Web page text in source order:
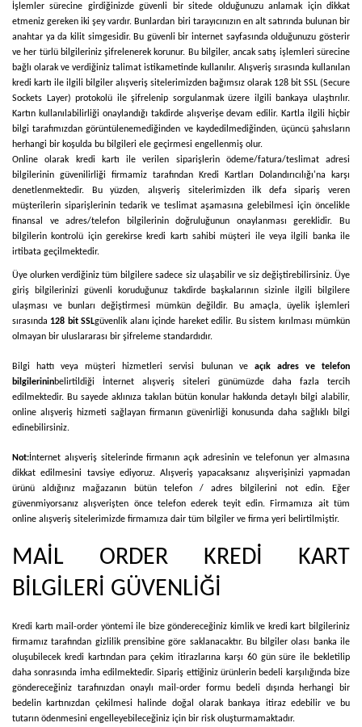
İşlemler sürecine girdiğinizde güvenli bir sitede olduğunuzu anlamak için dikkat
etmeniz gereken iki şey vardır. Bunlardan biri tarayıcınızın en alt satırında bulunan bir
anahtar ya da kilit simgesidir. Bu güvenli bir internet sayfasında olduğunuzu gösterir
ve her türlü bilgileriniz şifrelenerek korunur. Bu bilgiler, ancak satış işlemleri sürecine
bağlı olarak ve verdiğiniz talimat istikametinde kullanılır. Alışveriş sırasında kullanılan
kredi kartı ile ilgili bilgiler alışveriş sitelerimizden bağımsız olarak 128 bit SSL (Secure
Sockets Layer) protokolü ile şifrelenip sorgulanmak üzere ilgili bankaya ulaştırılır.
Kartın kullanılabilirliği onaylandığı takdirde alışverişe devam edilir. Kartla ilgili hiçbir
bilgi tarafımızdan görüntülenemediğinden ve kaydedilmediğinden, üçüncü şahısların
herhangi bir koşulda bu bilgileri ele geçirmesi engellenmiş olur.
Online olarak kredi kartı ile verilen siparişlerin ödeme/fatura/teslimat adresi
bilgilerinin güvenilirliği firmamiz tarafından Kredi Kartları Dolandırıcılığı'na karşı
denetlenmektedir. Bu yüzden, alışveriş sitelerimizden ilk defa sipariş veren
müşterilerin siparişlerinin tedarik ve teslimat aşamasına gelebilmesi için öncelikle
finansal ve adres/telefon bilgilerinin doğruluğunun onaylanması gereklidir. Bu
bilgilerin kontrolü için gerekirse kredi kartı sahibi müşteri ile veya ilgili banka ile
irtibata geçilmektedir.
Üye olurken verdiğiniz tüm bilgilere sadece siz ulaşabilir ve siz değiştirebilirsiniz. Üye
giriş bilgilerinizi güvenli koruduğunuz takdirde başkalarının sizinle ilgili bilgilere
ulaşması ve bunları değiştirmesi mümkün değildir. Bu amaçla, üyelik işlemleri
sırasında 128 bit SSLgüvenlik alanı içinde hareket edilir. Bu sistem kırılması mümkün
olmayan bir uluslararası bir şifreleme standardıdır.
Bilgi hattı veya müşteri hizmetleri servisi bulunan ve açık adres ve telefon
bilgilerininbelirtildiği İnternet alışveriş siteleri günümüzde daha fazla tercih
edilmektedir. Bu sayede aklınıza takılan bütün konular hakkında detaylı bilgi alabilir,
online alışveriş hizmeti sağlayan firmanın güvenirliği konusunda daha sağlıklı bilgi
edinebilirsiniz.
Not: İnternet alışveriş sitelerinde firmanın açık adresinin ve telefonun yer almasına
dikkat edilmesini tavsiye ediyoruz. Alışveriş yapacaksanız alışverişinizi yapmadan
ürünü aldığınız mağazanın bütün telefon / adres bilgilerini not edin. Eğer
güvenmiyorsanız alışverişten önce telefon ederek teyit edin. Firmamıza ait tüm
online alışveriş sitelerimizde firmamıza dair tüm bilgiler ve firma yeri belirtilmiştir.
MAİL ORDER KREDİ KART
BİLGİLERİ GÜVENLİĞİ
Kredi kartı mail-order yöntemi ile bize göndereceğiniz kimlik ve kredi kart bilgileriniz
firmamız tarafından gizlilik prensibine göre saklanacaktır. Bu bilgiler olası banka ile
oluşubilecek kredi kartından para çekim itirazlarına karşı 60 gün süre ile bekletilip
daha sonrasında imha edilmektedir. Sipariş ettiğiniz ürünlerin bedeli karşılığında bize
göndereceğiniz tarafınızdan onaylı mail-order formu bedeli dışında herhangi bir
bedelin kartınızdan çekilmesi halinde doğal olarak bankaya itiraz edebilir ve bu
tutarın ödenmesini engelleyebileceğiniz için bir risk oluşturmamaktadır.